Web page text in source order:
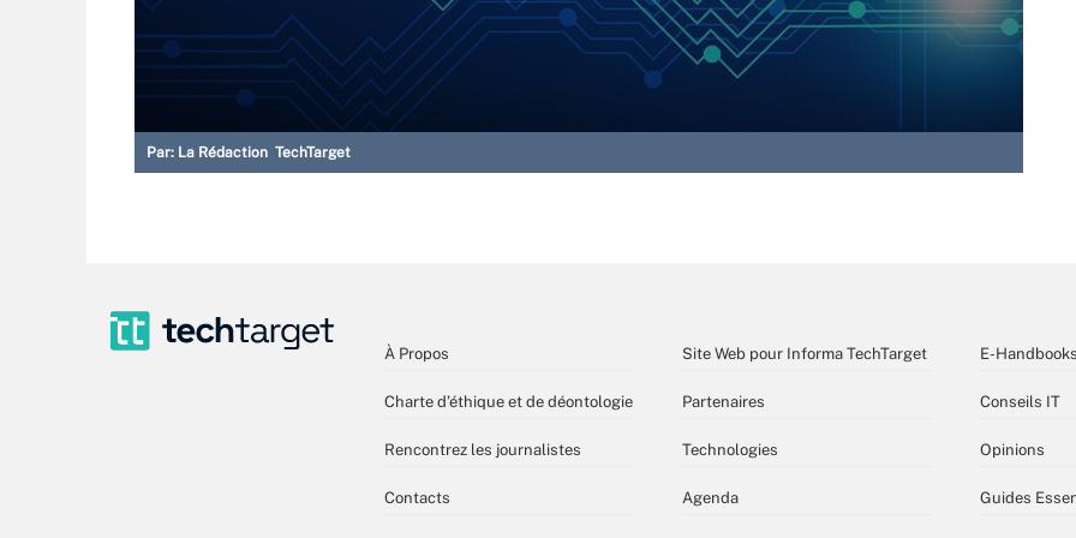
Par: La Rédaction TechTarget
À Propos
Charte d’éthique et de déontologie
Rencontrez les journalistes
Contacts
Site Web pour Informa TechTarget
Partenaires
Technologies
Agenda
E-Handbooks
Conseils IT
Opinions
Guides